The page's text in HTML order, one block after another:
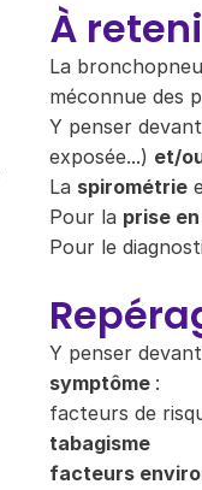
À
La
méconnue des
Y penser
exposée...) et/
La spirométrie
Pour la prise
Pour le
Y penser
symptôme :
facteurs de
tabagisme
facteurs